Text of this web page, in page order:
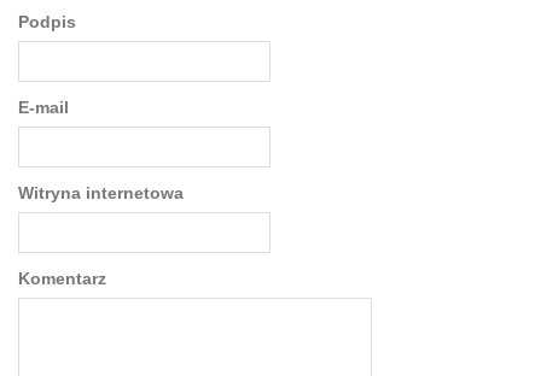
Podpis
E-mail
Witryna internetowa
Komentarz